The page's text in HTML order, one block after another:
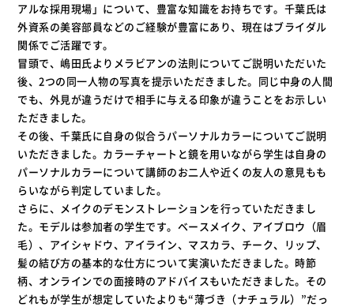
アルな採用現場」について、豊富な知識をお持ちです。千葉氏は
外資系の美容部員などのご経験が豊富にあり、現在はブライダル
関係でご活躍です。
冒頭で、嶋田氏よりメラビアンの法則についてご説明いただいた
後、2つの同一人物の写真を提示いただきました。同じ中身の人間
でも、外見が違うだけで相手に与える印象が違うことをお示しい
ただきました。
その後、千葉氏に自身の似合うパーソナルカラーについてご説明
いただきました。カラーチャートと鏡を用いながら学生は自身の
パーソナルカラーについて講師のお二人や近くの友人の意見もも
らいながら判定していました。
さらに、メイクのデモンストレーションを行っていただきまし
た。モデルは参加者の学生です。ベースメイク、アイブロウ（眉
毛）、アイシャドウ、アイライン、マスカラ、チーク、リップ、
髪の結び方の基本的な仕方について実演いただきました。時節
柄、オンラインでの面接時のアドバイスもいただきました。その
どれもが学生が想定していたよりも“薄づき（ナチュラル）”だっ